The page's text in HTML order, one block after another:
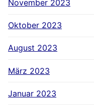
November 2023
Oktober 2023
August 2023
März 2023
Januar 2023